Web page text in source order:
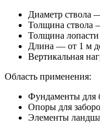
Диаметр ствола
Толщина ствола
Толщина
Длина — от 1 м
Вертикальная
Область применения:
Фундаменты для
Опоры для
Элементы